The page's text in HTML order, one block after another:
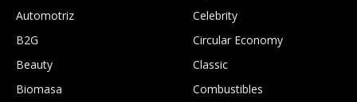
Automotriz
B2G
Beauty
Biomasa
Celebrity
Circular Economy
Classic
Combustibles